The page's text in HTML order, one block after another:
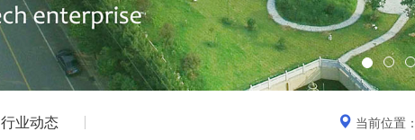
行业动态 当前位置：